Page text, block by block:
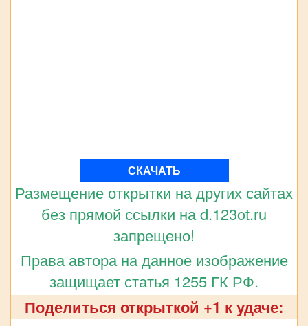
СКАЧАТЬ
Размещение открытки на других сайтах
без прямой ссылки на d.123ot.ru
запрещено!
Права автора на данное изображение
защищает статья 1255 ГК РФ.
Поделиться открыткой +1 к удаче: